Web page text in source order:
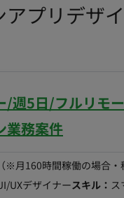
アプリデザ
/週5日/フルリモ
業務案件
（※月160時間稼働の場合・
UXデザイナースキル： ス